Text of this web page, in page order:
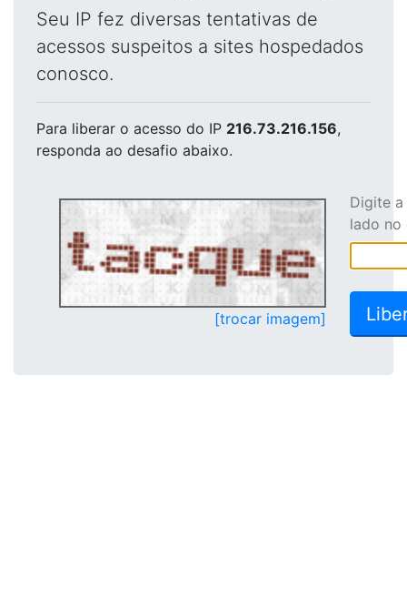
Seu IP fez diversas tentativas de
acessos suspeitos a sites hospedados
conosco.
Para liberar o acesso do IP 216.73.216.156,
responda ao desafio abaixo.
[trocar imagem]
Digite
lado no